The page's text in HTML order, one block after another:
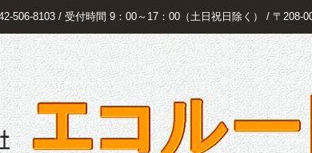
506-8103 / 受付時間 9：00～17：00（土日祝日除く） / 〒208-